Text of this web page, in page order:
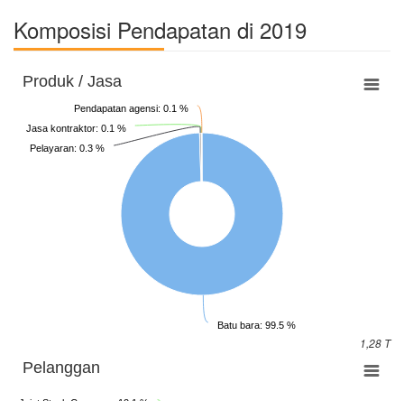
Komposisi Pendapatan di 2019
Produk / Jasa
Batu bara: 99.5 %
Pelayaran: 0.3 %
Jasa kontraktor: 0.1 %
Pendapatan agensi: 0.1 %
1,28 T
Pelanggan